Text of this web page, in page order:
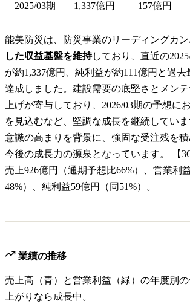
2025/03期 1,337億円 157億円
能美防災は、防災事業のリーディングカ
した収益基盤を維持しており、直近の
が約1,337億円、純利益が約111億円と過
達成しました。建設需要の底堅さとメン
上げが寄与しており、2026/03期の予想に
を見込むなど、堅調な成長を継続してい
意識の高まりを背景に、強固な受注残を
今後の成長力の源泉となっています。 【
売上926億円（通期予想比66%）、営業利
48%）、純利益59億円（同51%）。
業績の推移
売上高（青）と営業利益（緑）の年度別
上がりなら成長中。